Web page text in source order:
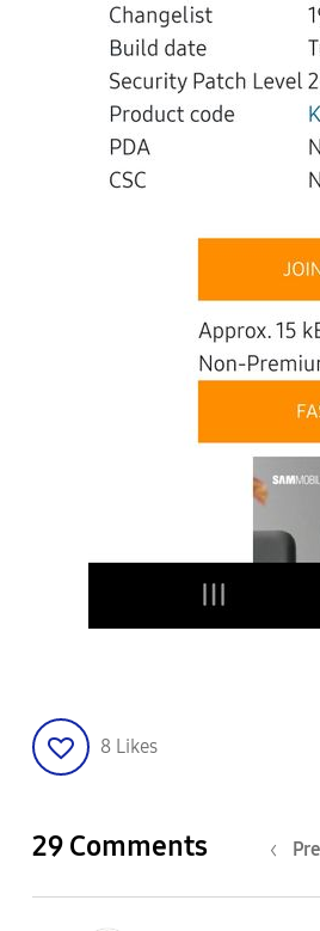
8 Likes
29 Comments